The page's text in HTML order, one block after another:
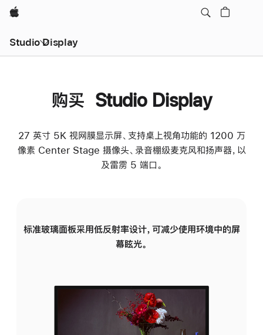
Apple
Studio Display
购买 Studio Display
27 英寸 5K 视网膜显示屏、支持桌上视角功能的 1200 万
像素 Center Stage 摄像头、录音棚级麦克风和扬声器，以
及雷雳 5 端口。
标准玻璃面板采用低反射率设计，可减少使用环境中的屏
幕眩光。